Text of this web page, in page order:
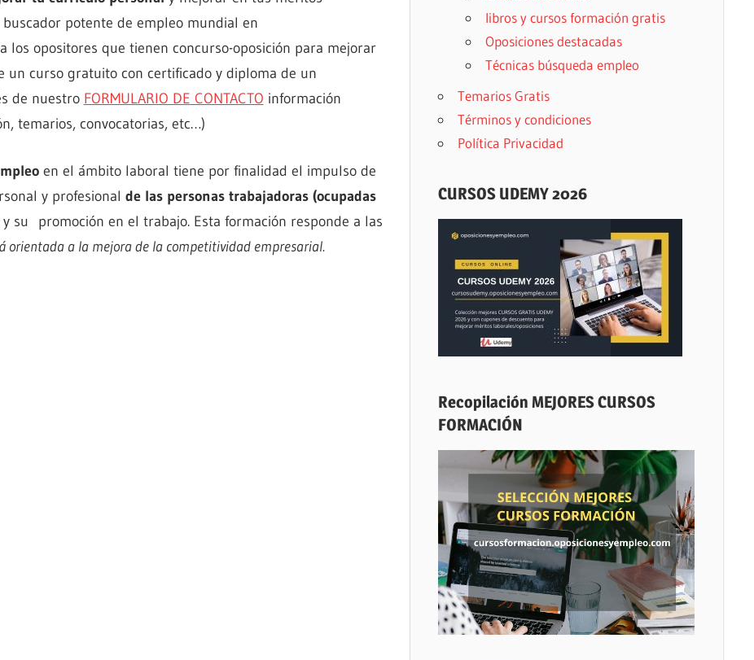
potente de empleo mundial en
los opositores que tienen concurso-oposición para mejorar
curso gratuito con certificado y diploma de un
de nuestro FORMULARIO DE CONTACTO información
temarios, convocatorias, etc…)
en el ámbito laboral tiene por finalidad el impulso de
y profesional de las personas trabajadoras (ocupadas
su promoción en el trabajo. Esta formación responde a las
orientada a la mejora de la competitividad empresarial.
libros y cursos formación gratis
Oposiciones destacadas
Técnicas búsqueda empleo
Temarios Gratis
Términos y condiciones
Política Privacidad
CURSOS UDEMY 2026
Recopilación MEJORES CURSOS
FORMACIÓN